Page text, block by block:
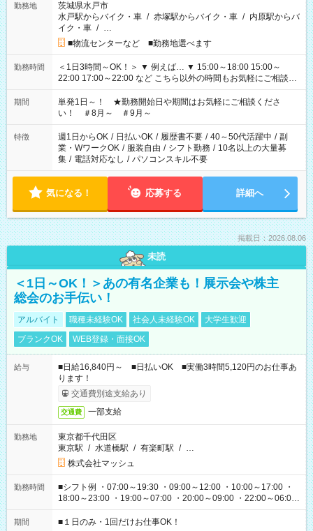
勤務地
茨城県水戸市
水戸駅からバイク・車 / 赤塚駅からバイク・車 / 内原駅からバ
イク・車 / …
■物流センターなど ■勤務地選べます
勤務時間
＜1日3時間～OK！＞ ▼ 例えば… ▼ 15:00～18:00 15:00～
22:00 17:00～22:00 など こちら以外の時間もお気軽にご相談く
ださい！
期間
単発1日～！ ★勤務開始日や期間はお気軽にご相談くださ
い！ ＃8月～ ＃9月～
特徴 週1日からOK / 日払いOK / 履歴書不要 / 40～50代活躍中 / 副
業・WワークOK / 服装自由 / シフト勤務 / 10名以上の大量募
集 / 電話対応なし / パソコンスキル不要
気になる！ 応募する 詳細へ
掲載日：2026.08.06
未読
＜1日～OK！＞あの有名企業も！展示会や株主
総会のお手伝い！
アルバイト 職種未経験OK 社会人未経験OK
大学生歓迎
ブランクOK
WEB登録・面接OK
給与
■日給16,840円～ ■日払いOK ■実働3時間5,120円のお仕事あ
ります！
交通費別途支給あり
交通費 一部支給
勤務地
東京都千代田区
東京駅 / 水道橋駅 / 有楽町駅 / …
株式会社マッシュ
勤務時間
■シフト例 ・07:00～19:30 ・09:00～12:00 ・10:00～17:00 ・
18:00～23:00 ・19:00～07:00 ・20:00～09:00 ・22:00～06:00
etc ★最短で3時間で5,120円のお仕事から 15時間で2万円近く稼
げるお仕事も！ ご希望のお時間に合わせてご紹介！ ※シフトは
期間 ■１日のみ・1回だけお仕事OK！